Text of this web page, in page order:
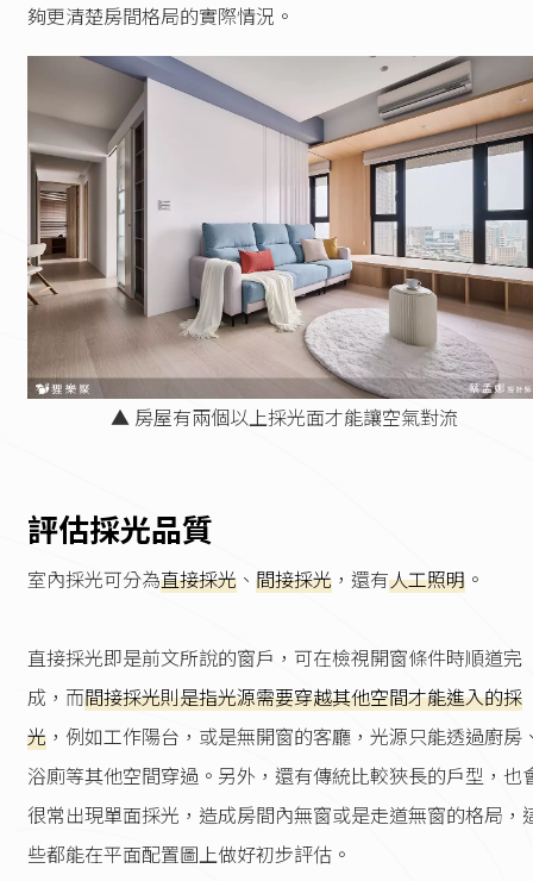
夠更清楚房間格局的實際情況。
▲ 房屋有兩個以上採光面才能讓空氣對流
評估採光品質
室內採光可分為直接採光 、 間接採光 ，還有人工照明 。
直接採光即是前文所說的窗戶，可在檢視開窗條件時順道完
成，而間接採光則是指光源需要穿越其他空間才能進入的採
光 ，例如工作陽台，或是無開窗的客廳，光源只能透過廚房
浴廁等其他空間穿過。另外，還有傳統比較狹長的戶型，也
很常出現單面採光，造成房間內無窗或是走道無窗的格局，
些都能在平面配置圖上做好初步評估。